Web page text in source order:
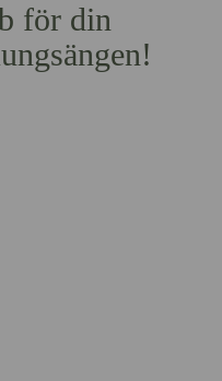
för din